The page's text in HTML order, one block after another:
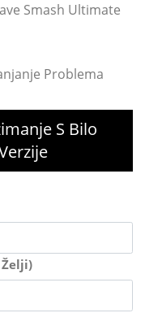
Smash Ultimate
Problema
S Bilo